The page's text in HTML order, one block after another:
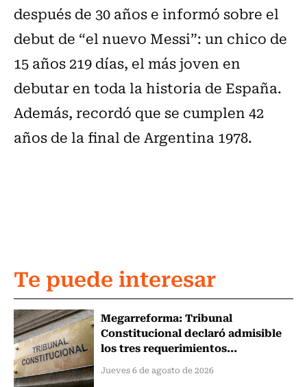
después de 30 años e informó sobre el
debut de “el nuevo Messi”: un chico de
15 años 219 días, el más joven en
debutar en toda la historia de España.
Además, recordó que se cumplen 42
años de la final de Argentina 1978.
Te puede interesar
Megarreforma: Tribunal
Constitucional declaró admisible
los tres requerimientos...
Jueves 6 de agosto de 2026